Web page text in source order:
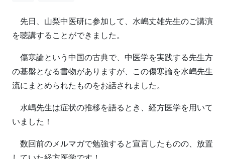
先日、山梨中医研に参加して、水嶋丈雄先生のご講演
を聴講することができました。
傷寒論という中国の古典で、中医学を実践する先生方
の基盤となる書物がありますが、この傷寒論を水嶋先生
流にまとめられたものをお話されました。
水嶋先生は症状の推移を語るとき、経方医学を用いて
いました！
数回前のメルマガで勉強すると宣言したものの、放置